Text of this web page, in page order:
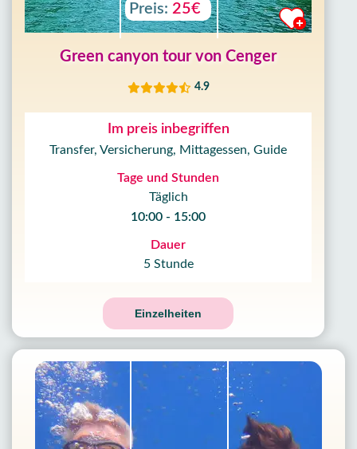
Preis: 25€
Green canyon tour von Cenger
4.9
Im preis inbegriffen
Transfer, Versicherung, Mittagessen, Guide
Tage und Stunden
Täglich
10:00 - 15:00
Dauer
5 Stunde
Einzelheiten